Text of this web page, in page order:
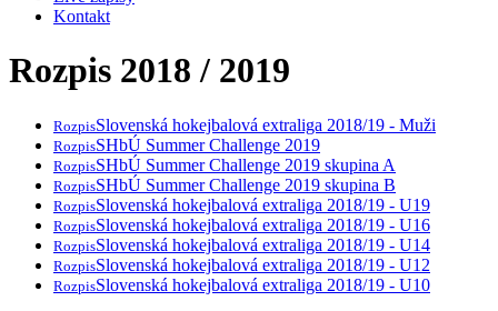
Kontakt
Rozpis 2018 / 2019
RozpisSlovenská hokejbalová extraliga 2018/19 - Muži
RozpisSHbÚ Summer Challenge 2019
RozpisSHbÚ Summer Challenge 2019 skupina A
RozpisSHbÚ Summer Challenge 2019 skupina B
RozpisSlovenská hokejbalová extraliga 2018/19 - U19
RozpisSlovenská hokejbalová extraliga 2018/19 - U16
RozpisSlovenská hokejbalová extraliga 2018/19 - U14
RozpisSlovenská hokejbalová extraliga 2018/19 - U12
RozpisSlovenská hokejbalová extraliga 2018/19 - U10